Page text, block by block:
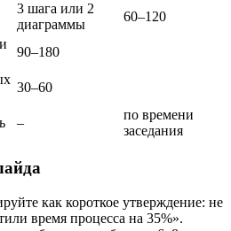
3 шага или 2
диаграммы
60–120
90–180
30–60
–
по времени
заседания
как короткое утверждение: не
время процесса на 35%».